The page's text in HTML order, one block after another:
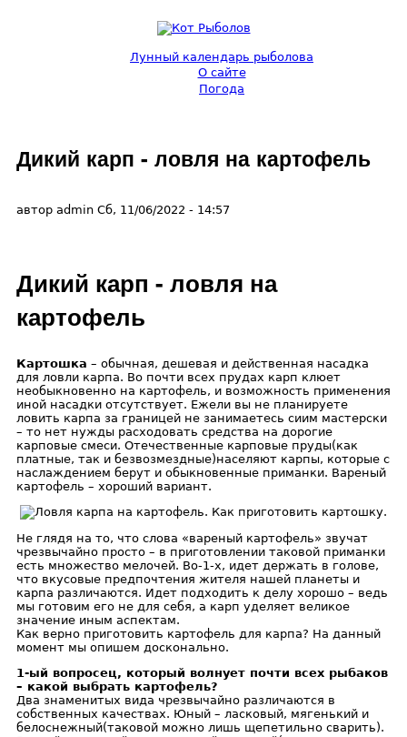
Кот
Лунный календарь рыболова
О сайте
Погода
Дикий карп - ловля на картофель
автор admin Сб, 11/06/2022 - 14:57
Дикий карп - ловля на
картофель
Картошка – обычная, дешевая и действенная насадка
для ловли карпа. Во почти всех прудах карп клюет
необыкновенно на картофель, и возможность применения
иной насадки отсутствует. Ежели вы не планируете
ловить карпа за границей не занимаетесь сиим мастерски
– то нет нужды расходовать средства на дорогие
карповые смеси. Отечественные карповые пруды(как
платные, так и безвозмездные)населяют карпы, которые с
наслаждением берут и обыкновенные приманки. Вареный
картофель – хороший вариант.
Не глядя на то, что слова «вареный картофель» звучат
чрезвычайно просто – в приготовлении таковой приманки
есть множество мелочей. Во-1-х, идет держать в голове,
что вкусовые предпочтения жителя нашей планеты и
карпа различаются. Идет подходить к делу хорошо – ведь
мы готовим его не для себя, а карп уделяет великое
значение иным аспектам.
Как верно приготовить картофель для карпа? На данный
момент мы опишем досконально.
1-ый вопросец, который волнует почти всех рыбаков
– какой выбрать картофель?
Два знаменитых вида чрезвычайно различаются в
собственных качествах. Юный – ласковый, мягенький и
белоснежный(таковой можно лишь щепетильно сварить).